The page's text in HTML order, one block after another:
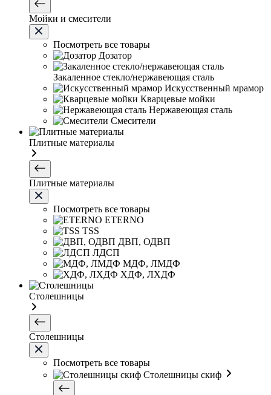
Мойки и смесители
Посмотреть все товары
Дозатор
Закаленное стекло/нержавеющая сталь
Искусственный мрамор
Кварцевые мойки
Нержавеющая сталь
Смесители
Плитные материалы
Плитные материалы
Посмотреть все товары
ETERNO
TSS
ДВП, ОДВП
ЛДСП
МДФ, ЛМДФ
ХДФ, ЛХДФ
Столешницы
Столешницы
Посмотреть все товары
Столешницы скиф